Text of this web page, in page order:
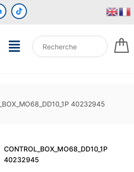
40232945
CONTROL_BOX_MO68_DD10_1P
40232945